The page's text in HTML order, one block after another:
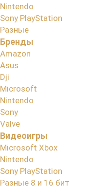
Nintendo
Sony PlayStation
Разные
Бренды
Amazon
Asus
Dji
Microsoft
Nintendo
Sony
Valve
Видеоигры
Microsoft Xbox
Nintendo
Sony PlayStation
Разные 8 и 16 бит